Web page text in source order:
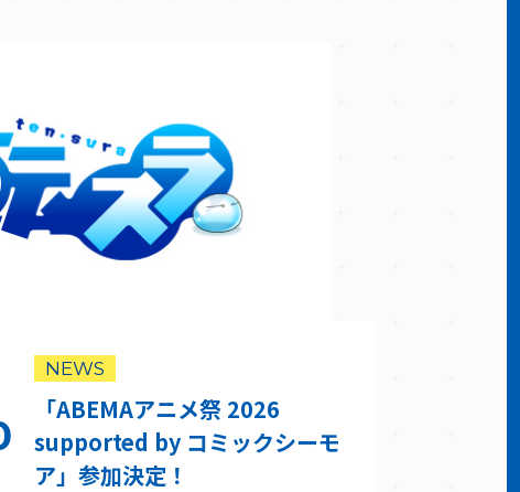
NEWS
「ABEMAアニメ祭 2026
supported by コミックシーモ
ア」参加決定！